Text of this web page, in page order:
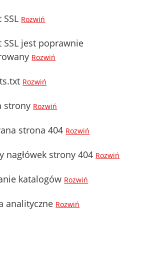
Rozwiń
SSL jest poprawnie
Rozwiń
Rozwiń
strony Rozwiń
strona 404 Rozwiń
nagłówek strony 404 Rozwiń
katalogów Rozwiń
analityczne Rozwiń